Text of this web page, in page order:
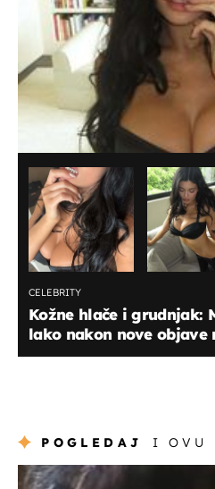
CELEBRITY
Kožne hlače i grudnjak:
lako nakon nove
POGLEDAJ I OVU